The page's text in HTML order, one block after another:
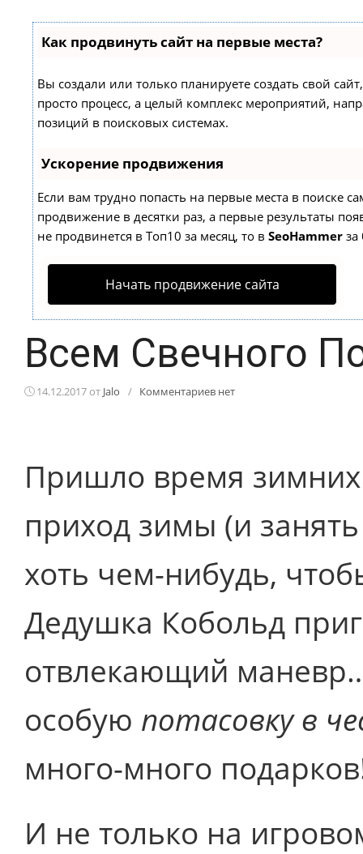
Как продвинуть сайт на первые места?
Вы создали или только планируете создать свой
просто процесс, а целый комплекс мероприятий,
позиций в поисковых системах.
Ускорение продвижения
Если вам трудно попасть на первые места в поиске
продвижение в десятки раз, а первые результаты
не продвинется в Топ10 за месяц, то в SeoHammer за
Начать продвижение сайта
Всем Свечного
14.12.2017от Jalo / Комментариев нет
Пришло время
приход зимы (и
хоть чем-нибудь,
Дедушка Кобольд
отвлекающий
особую потасовку в
много-много
И не только на